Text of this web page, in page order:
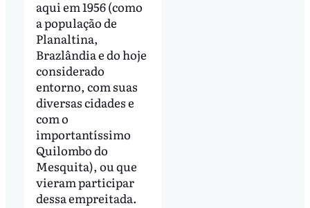
aqui em 1956 (como
a população de
Planaltina,
Brazlândia e do hoje
considerado
entorno, com suas
diversas cidades e
com o
importantíssimo
Quilombo do
Mesquita), ou que
vieram participar
dessa empreitada.